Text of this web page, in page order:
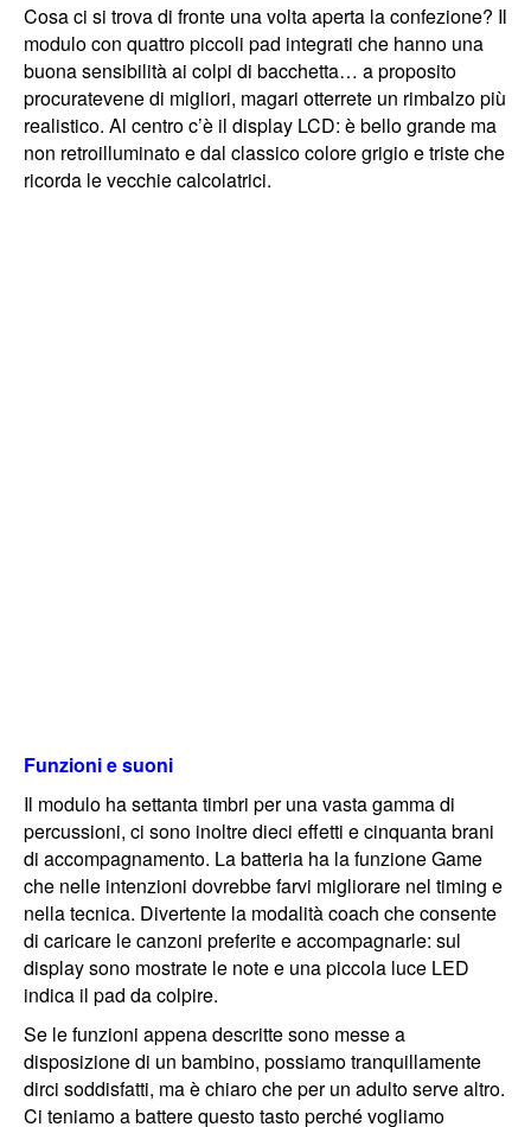
Cosa ci si trova di fronte una volta aperta la confezione? Il
modulo con quattro piccoli pad integrati che hanno una
buona sensibilità ai colpi di bacchetta… a proposito
procuratevene di migliori, magari otterrete un rimbalzo più
realistico. Al centro c’è il display LCD: è bello grande ma
non retroilluminato e dal classico colore grigio e triste che
ricorda le vecchie calcolatrici.
Funzioni e suoni
Il modulo ha settanta timbri per una vasta gamma di
percussioni, ci sono inoltre dieci effetti e cinquanta brani
di accompagnamento. La batteria ha la funzione Game
che nelle intenzioni dovrebbe farvi migliorare nel timing e
nella tecnica. Divertente la modalità coach che consente
di caricare le canzoni preferite e accompagnarle: sul
display sono mostrate le note e una piccola luce LED
indica il pad da colpire.
Se le funzioni appena descritte sono messe a
disposizione di un bambino, possiamo tranquillamente
dirci soddisfatti, ma è chiaro che per un adulto serve altro.
Ci teniamo a battere questo tasto perché vogliamo